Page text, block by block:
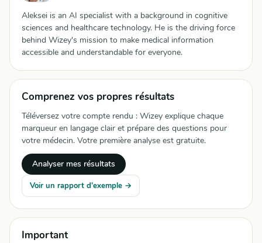
Aleksei is an AI specialist with a background in cognitive
sciences and healthcare technology. He is the driving force
behind Wizey's mission to make medical information
accessible and understandable for everyone.
Comprenez vos propres résultats
Téléversez votre compte rendu : Wizey explique chaque
marqueur en langage clair et prépare des questions pour
votre médecin. Votre première analyse est gratuite.
Analyser mes résultats
Voir un rapport d'exemple →
Important